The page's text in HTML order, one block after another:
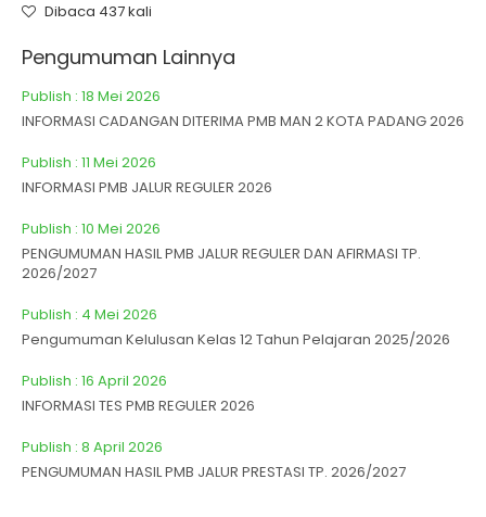
Dibaca 437 kali
Pengumuman Lainnya
Publish : 18 Mei 2026
INFORMASI CADANGAN DITERIMA PMB MAN 2 KOTA PADANG 2026
Publish : 11 Mei 2026
INFORMASI PMB JALUR REGULER 2026
Publish : 10 Mei 2026
PENGUMUMAN HASIL PMB JALUR REGULER DAN AFIRMASI TP.
2026/2027
Publish : 4 Mei 2026
Pengumuman Kelulusan Kelas 12 Tahun Pelajaran 2025/2026
Publish : 16 April 2026
INFORMASI TES PMB REGULER 2026
Publish : 8 April 2026
PENGUMUMAN HASIL PMB JALUR PRESTASI TP. 2026/2027